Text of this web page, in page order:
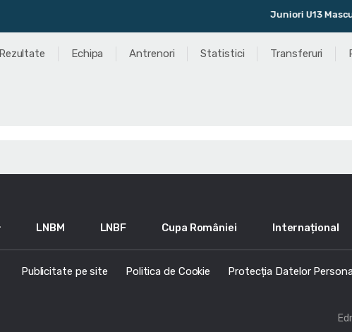
Juniori U13 Masculin
Rezultate Echipa Antrenori Statistici Transferuri
LNBM LNBF Cupa României Internațional
Publicitate pe site Politica de Cookie Protecția Datelor